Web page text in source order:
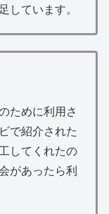
しています。
ために利用さ
で紹介された
してくれたの
があったら利